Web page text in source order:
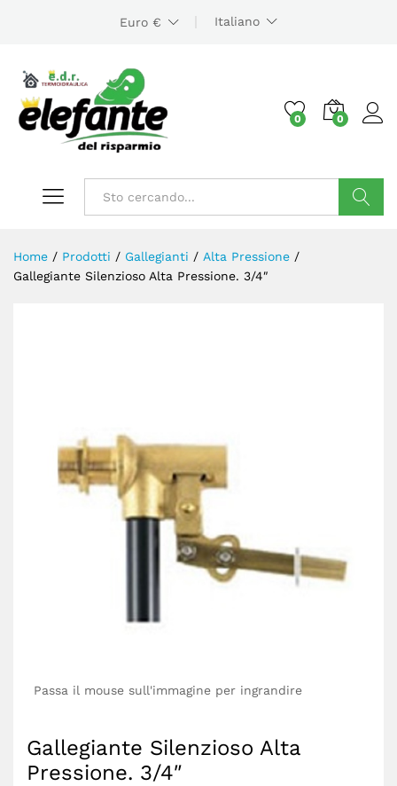
Euro € Italiano
0 0
Home / Prodotti / Gallegianti / Alta Pressione /
Gallegiante Silenzioso Alta Pressione. 3/4″
Passa il mouse sull'immagine per ingrandire
Gallegiante Silenzioso Alta
Pressione. 3/4″